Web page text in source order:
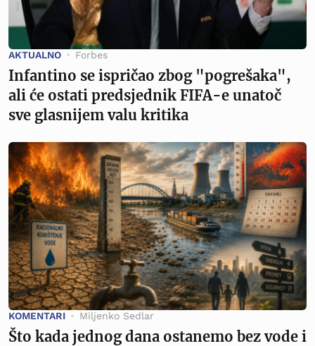
AKTUALNO Forbes
Infantino se ispričao zbog "pogrešaka",
ali će ostati predsjednik FIFA-e unatoč
sve glasnijem valu kritika
KOMENTARI Miljenko Sedlar
Što kada jednog dana ostanemo bez vode i